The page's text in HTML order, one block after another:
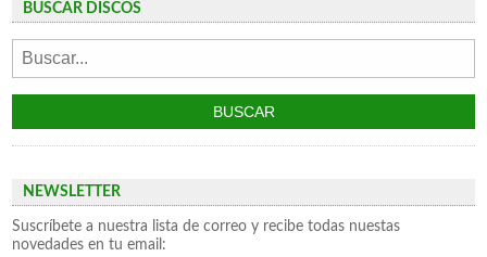
BUSCAR DISCOS
NEWSLETTER
Suscríbete a nuestra lista de correo y recibe todas nuestas
novedades en tu email: